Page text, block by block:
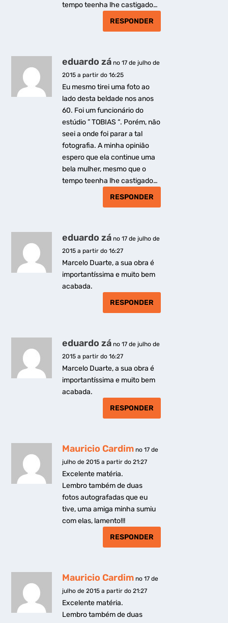
tempo teenha lhe castigado…
RESPONDER
eduardo zá no 17 de julho de
2015 a partir do 16:25
Eu mesmo tirei uma foto ao
lado desta beldade nos anos
60. Foi um funcionário do
estúdio ” TOBIAS “. Porém, não
seei a onde foi parar a tal
fotografia. A minha opinião
espero que ela continue uma
bela mulher, mesmo que o
tempo teenha lhe castigado…
RESPONDER
eduardo zá no 17 de julho de
2015 a partir do 16:27
Marcelo Duarte, a sua obra é
importantíssima e muito bem
acabada.
RESPONDER
eduardo zá no 17 de julho de
2015 a partir do 16:27
Marcelo Duarte, a sua obra é
importantíssima e muito bem
acabada.
RESPONDER
Mauricio Cardim no 17 de
julho de 2015 a partir do 21:27
Excelente matéria.
Lembro também de duas
fotos autografadas que eu
tive, uma amiga minha sumiu
com elas, lamento!!!
RESPONDER
Mauricio Cardim no 17 de
julho de 2015 a partir do 21:27
Excelente matéria.
Lembro também de duas